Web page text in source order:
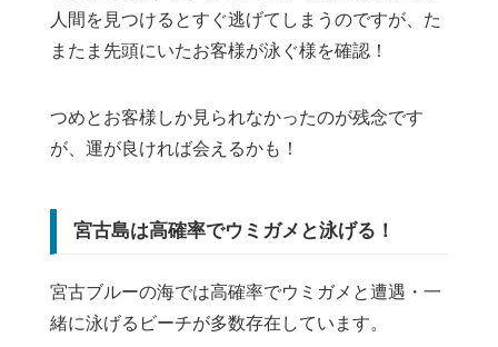
人間を見つけるとすぐ逃げてしまうのですが、た
またま先頭にいたお客様が泳ぐ様を確認！
つめとお客様しか見られなかったのが残念です
が、運が良ければ会えるかも！
宮古島は高確率でウミガメと泳げる！
宮古ブルーの海では高確率でウミガメと遭遇・一
緒に泳げるビーチが多数存在しています。